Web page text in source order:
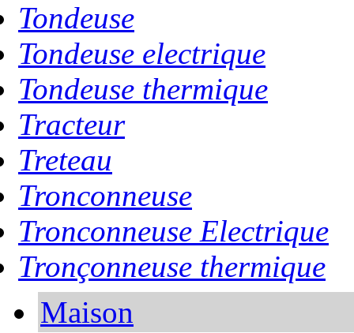
Tondeuse
Tondeuse electrique
Tondeuse thermique
Tracteur
Treteau
Tronconneuse
Tronconneuse Electrique
Tronçonneuse thermique
Maison